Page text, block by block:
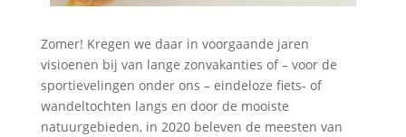
Zomer! Kregen we daar in voorgaande jaren
visioenen bij van lange zonvakanties of – voor de
sportievelingen onder ons – eindeloze fiets- of
wandeltochten langs en door de mooiste
natuurgebieden, in 2020 beleven de meesten van